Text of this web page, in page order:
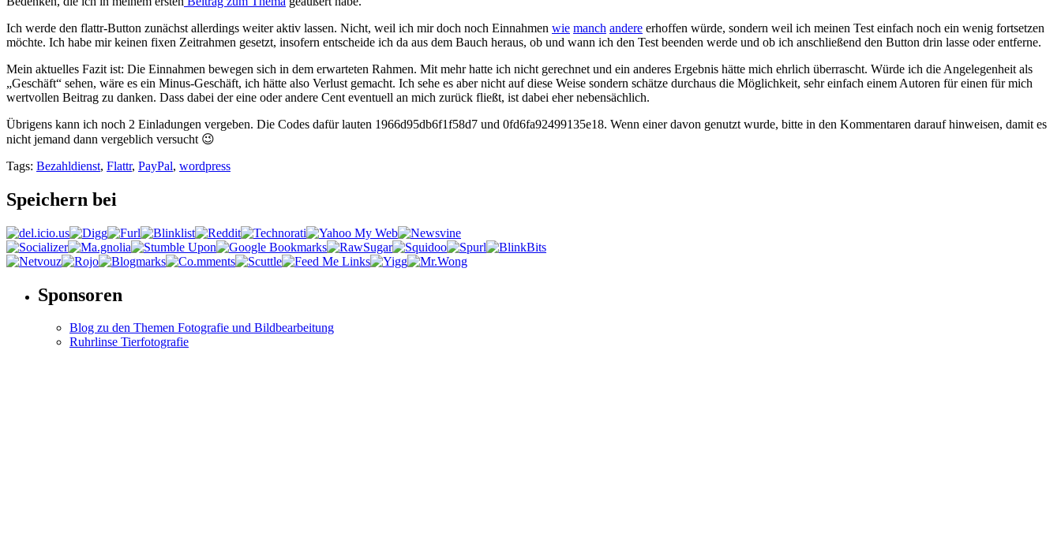
Ich werde den flattr-Button zunächst allerdings weiter aktiv lassen. Nicht, weil ich mir doch noch Einnahmen wie manch andere erhoffen würde, sondern weil ich meinen Test einfach noch ein wenig fortsetzen
möchte. Ich habe mir keinen fixen Zeitrahmen gesetzt, insofern entscheide ich da aus dem Bauch heraus, ob und wann ich den Test beenden werde und ob ich anschließend den Button drin lasse oder entferne.
Mein aktuelles Fazit ist: Die Einnahmen bewegen sich in dem erwarteten Rahmen. Mit mehr hatte ich nicht gerechnet und ein anderes Ergebnis hätte mich ehrlich überrascht. Würde ich die Angelegenheit als
„Geschäft“ sehen, wäre es ein Minus-Geschäft, ich hätte also Verlust gemacht. Ich sehe es aber nicht auf diese Weise sondern schätze durchaus die Möglichkeit, sehr einfach einem Autoren für einen für mich
wertvollen Beitrag zu danken. Dass dabei der eine oder andere Cent eventuell an mich zurück fließt, ist dabei eher nebensächlich.
Übrigens kann ich noch 2 Einladungen vergeben. Die Codes dafür lauten 1966d95db6f1f58d7 und 0fd6fa92499135e18. Wenn einer davon genutzt wurde, bitte in den Kommentaren darauf hinweisen, damit es
nicht jemand dann vergeblich versucht 😉
Tags: Bezahldienst, Flattr, PayPal, wordpress
Speichern bei
Sponsoren
Blog zu den Themen Fotografie und Bildbearbeitung
Ruhrlinse Tierfotografie